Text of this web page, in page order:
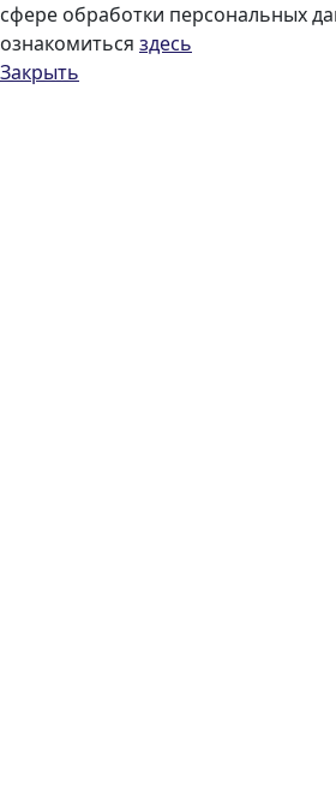
сфере обработки персональных
ознакомиться здесь
Закрыть